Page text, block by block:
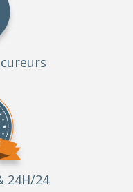
24H/24